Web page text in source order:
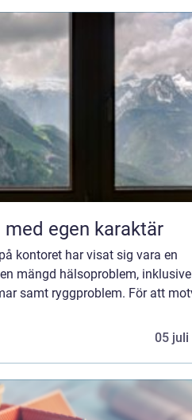
egen karaktär
kontoret har visat sig vara en
mängd hälsoproblem, inklusive
samt ryggproblem. För att
05 juli